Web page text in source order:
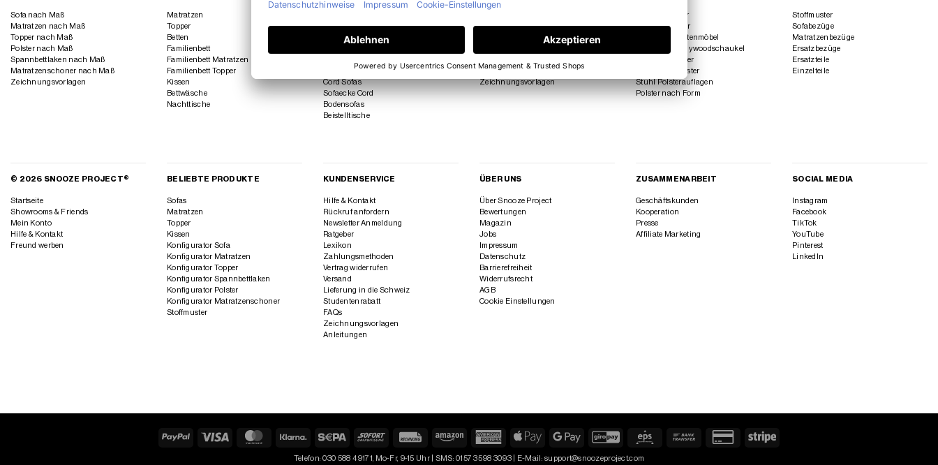
Sofa nach Maß
Matratzen nach Maß
Topper nach Maß
Polster nach Maß
Spannbettlaken nach Maß
Matratzenschoner nach Maß
Zeichnungsvorlagen
Matratzen
Topper
Betten
Familienbett
Familienbett Matratzen
Familienbett Topper
Kissen
Bettwäsche
Nachttische
Schlafsofas
Sessel
Eckschlafsofas
Cord Sofas
Sofaecke Cord
Bodensofas
Beistelltische
Wohnmobil Matratzen
Wohnwagen Polster
Camper Polster
Zeichnungsvorlagen
Lounge Polster
Paletten Polster
Polster für Gartenmöbel
Polster für Hollywoodschaukel
Sitzbank Polster
Sitzfenster Polster
Stuhl Polsterauflagen
Polster nach Form
Stoffmuster
Sofabezüge
Matratzenbezüge
Ersatzbezüge
Ersatzteile
Einzelteile
© 2026 SNOOZE PROJECT®
Startseite
Showrooms & Friends
Mein Konto
Hilfe & Kontakt
Freund werben
BELIEBTE PRODUKTE
Sofas
Matratzen
Topper
Kissen
Konfigurator Sofa
Konfigurator Matratzen
Konfigurator Topper
Konfigurator Spannbettlaken
Konfigurator Polster
Konfigurator Matratzenschoner
Stoffmuster
KUNDENSERVICE
Hilfe & Kontakt
Rückruf anfordern
Newsletter Anmeldung
Ratgeber
Lexikon
Zahlungsmethoden
Vertrag widerrufen
Versand
Lieferung in die Schweiz
Studentenrabatt
FAQs
Zeichnungsvorlagen
Anleitungen
ÜBER UNS
Über Snooze Project
Bewertungen
Magazin
Jobs
Impressum
Datenschutz
Barrierefreiheit
Widerrufsrecht
AGB
Cookie Einstellungen
ZUSAMMENARBEIT
Geschäftskunden
Kooperation
Presse
Affiliate Marketing
SOCIAL MEDIA
Instagram
Facebook
TikTok
YouTube
Pinterest
LinkedIn
PayPal MasterCard Klarna Sepa Sofort Rechung Amazon
American
Apple
Google
GiroPay
Bank
Credit
Stripe
Telefon: 030 588 49171, Mo-Fr, 9-15 Uhr | SMS: 0157 3598 3093 | E-Mail: support@snoozeproject.com